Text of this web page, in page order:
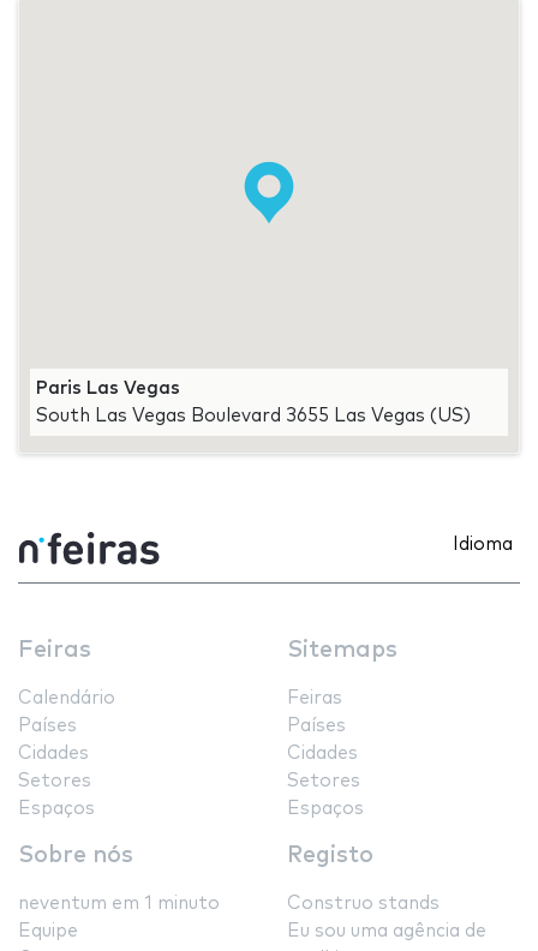
Paris Las Vegas
South Las Vegas Boulevard 3655 Las Vegas (US)
Idioma
Feiras
Calendário
Países
Cidades
Setores
Espaços
Sitemaps
Feiras
Países
Cidades
Setores
Espaços
Sobre nós
neventum em 1 minuto
Equipe
Registo
Construo stands
Eu sou uma agência de